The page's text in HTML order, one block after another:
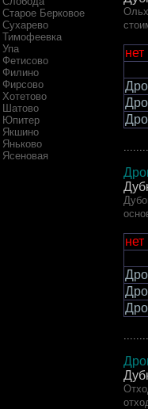
Старое Берковое
Сухарево
Тимофеевка
Упа
Фетисово
Филино
Фирсово
Хотетово
Шатово
Юпитер
Якшино
Яньково
Ясеновая